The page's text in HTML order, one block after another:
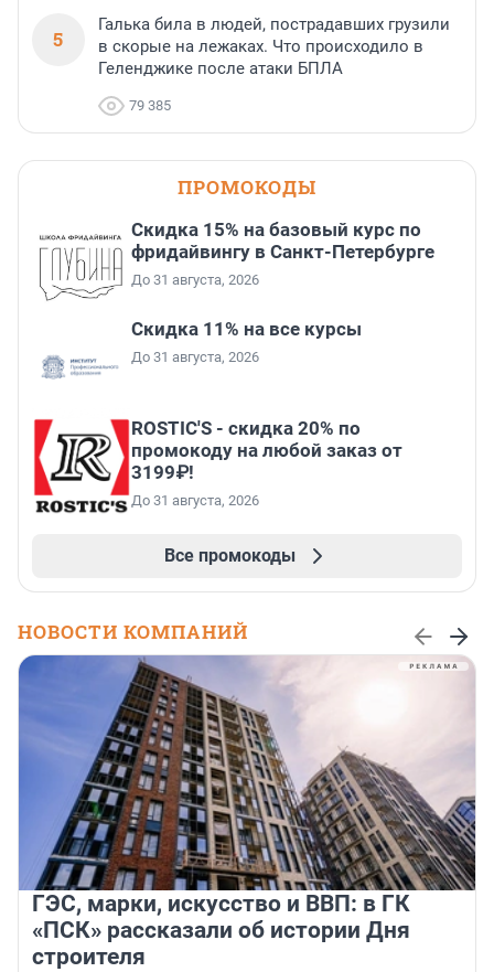
5
Галька била в людей, пострадавших грузили
в скорые на лежаках. Что происходило в
Геленджике после атаки БПЛА
79 385
ПРОМОКОДЫ
Скидка 15% на базовый курс по
фридайвингу в Санкт-Петербурге
До 31 августа, 2026
Скидка 11% на все курсы
До 31 августа, 2026
ROSTIC'S - скидка 20% по
промокоду на любой заказ от
3199₽!
До 31 августа, 2026
Все промокоды
НОВОСТИ КОМПАНИЙ
ГЭС, марки, искусство и ВВП: в ГК
«ПСК» рассказали об истории Дня
строителя